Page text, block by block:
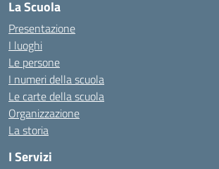
La Scuola
Presentazione
I luoghi
Le persone
I numeri della scuola
Le carte della scuola
Organizzazione
La storia
I Servizi